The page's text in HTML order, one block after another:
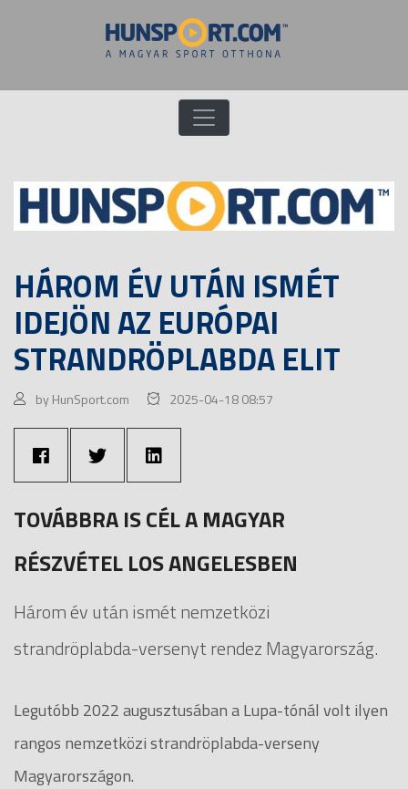
HÁROM ÉV UTÁN ISMÉT
IDEJÖN AZ EURÓPAI
STRANDRÖPLABDA ELIT
by HunSport.com 2025-04-18 08:57
TOVÁBBRA IS CÉL A MAGYAR
RÉSZVÉTEL LOS ANGELESBEN
Három év után ismét nemzetközi
strandröplabda-versenyt rendez Magyarország.
Legutóbb 2022 augusztusában a Lupa-tónál volt ilyen
rangos nemzetközi strandröplabda-verseny
Magyarországon.